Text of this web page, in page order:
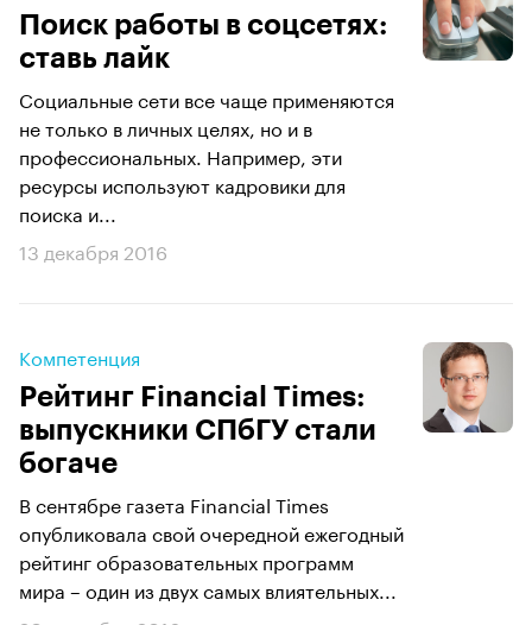
Поиск работы в соцсетях:
ставь лайк
Социальные сети все чаще применяются
не только в личных целях, но и в
профессиональных. Например, эти
ресурсы используют кадровики для
поиска и...
13 декабря 2016
Компетенция
Рейтинг Financial Times:
выпускники СПбГУ стали
богаче
В сентябре газета Financial Times
опубликовала свой очередной ежегодный
рейтинг образовательных программ
мира – один из двух самых влиятельных...